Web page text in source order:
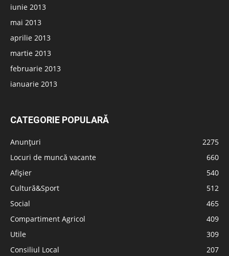
iunie 2013
mai 2013
aprilie 2013
martie 2013
februarie 2013
ianuarie 2013
CATEGORIE POPULARĂ
Anunțuri
2275
Locuri de muncă vacante
660
Afișier
540
Cultură&Sport
512
Social
465
Compartiment Agricol
409
Utile
309
Consiliul Local
207